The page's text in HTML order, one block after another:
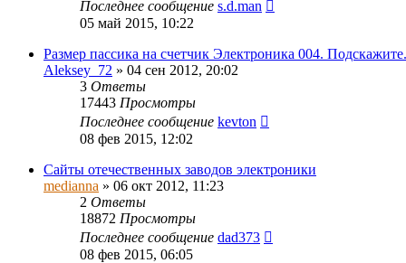
Последнее сообщение s.d.man
05 май 2015, 10:22
Размер пассика на счетчик Электроника 004. Подскажите.
Aleksey_72 » 04 сен 2012, 20:02
3 Ответы
17443 Просмотры
Последнее сообщение kevton
08 фев 2015, 12:02
Сайты отечественных заводов электроники
medianna » 06 окт 2012, 11:23
2 Ответы
18872 Просмотры
Последнее сообщение dad373
08 фев 2015, 06:05